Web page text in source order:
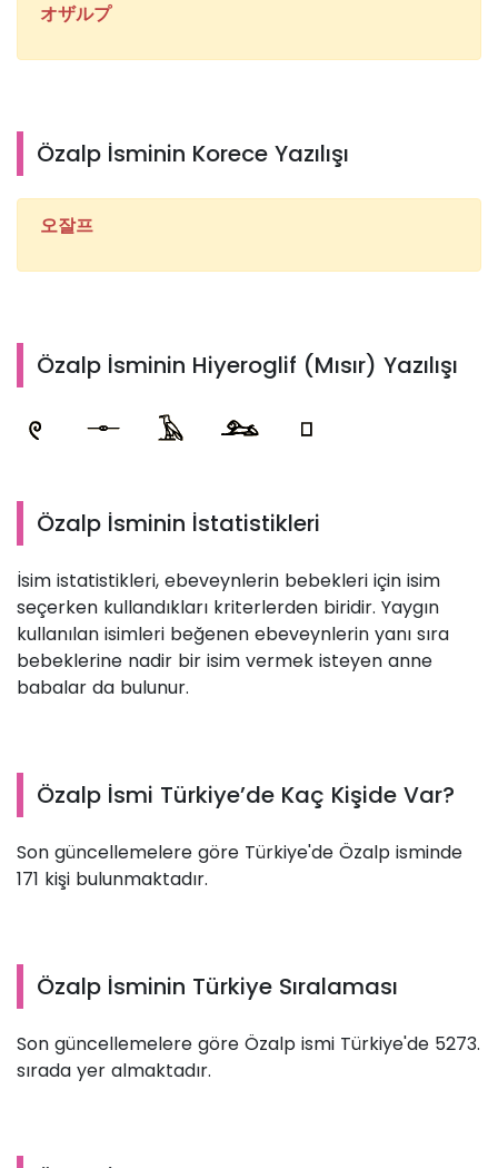
オザルプ
Özalp İsminin Korece Yazılışı
오잘프
Özalp İsminin Hiyeroglif (Mısır) Yazılışı
Özalp İsminin İstatistikleri
İsim istatistikleri, ebeveynlerin bebekleri için isim
seçerken kullandıkları kriterlerden biridir. Yaygın
kullanılan isimleri beğenen ebeveynlerin yanı sıra
bebeklerine nadir bir isim vermek isteyen anne
babalar da bulunur.
Özalp İsmi Türkiye’de Kaç Kişide Var?
Son güncellemelere göre Türkiye'de Özalp isminde
171 kişi bulunmaktadır.
Özalp İsminin Türkiye Sıralaması
Son güncellemelere göre Özalp ismi Türkiye'de 5273.
sırada yer almaktadır.